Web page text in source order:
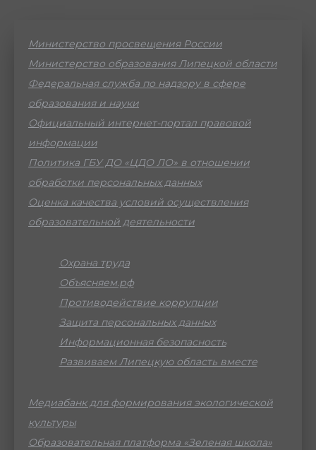
Министерство просвещения России
Министерство образования Липецкой области
Федеральная служба по надзору в сфере
образования и науки
Официальный интернет-портал правовой
информации
Политика ГБУ ДО «ЦДО ЛО» в отношении
обработки персональных данных
Оценка качества условий осуществления
образовательной деятельности
Охрана труда
Объясняем.рф
Противодействие коррупции
Защита персональных данных
Информационная безопасность
Развиваем Липецкую область вместе
Медиабанк для формирования экологической
культуры
Образовательная платформа «Зеленая школа»